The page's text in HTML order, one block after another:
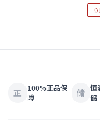
正
100%正品保
障
储 恒
储